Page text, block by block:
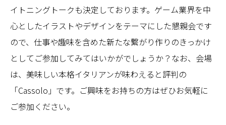
イトニングトークも決定しております。ゲーム業界を中
心としたイラストやデザインをテーマにした懇親会です
ので、仕事や趣味を含めた新たな繋がり作りのきっかけ
としてご参加してみてはいかがでしょうか？なお、会場
は、美味しい本格イタリアンが味わえると評判の
「Cassolo」です。ご興味をお持ちの方はぜひお気軽に
ご参加ください。